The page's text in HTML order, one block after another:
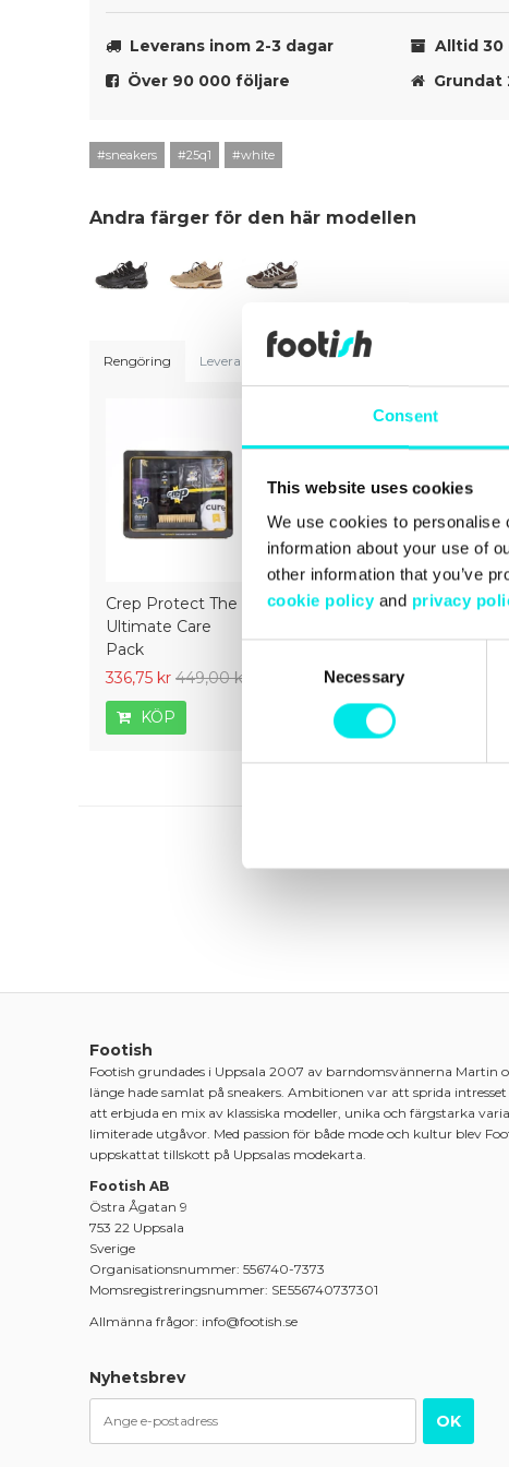
Consent
This website uses cookies
We use cookies to personalise
information about your use of
other information that you’ve
cookie policy and privacy
Selection
Necessary
Leverans inom 2-3 dagar
Alltid 30
Över 90 000 följare
Grundat
#sneakers #25q1 #white
Andra färger för den här modellen
Rengöring Leveranser Storleksguide
Crep Protect The
Ultimate Care
Pack
336,75 kr 449,00 kr
KÖP
Crep Protect Mark
169,00 kr
Crep
Footish
Footish grundades i Uppsala 2007 av barndomsvännerna Martin
länge hade samlat på sneakers. Ambitionen var att sprida
att erbjuda en mix av klassiska modeller, unika och färgstarka
limiterade utgåvor. Med passion för både mode och kultur blev
uppskattat tillskott på Uppsalas modekarta.
Footish AB
Östra Ågatan 9
753 22 Uppsala
Sverige
Organisationsnummer: 556740-7373
Momsregistreringsnummer: SE556740737301
Allmänna frågor: info@footish.se
Nyhetsbrev
OK